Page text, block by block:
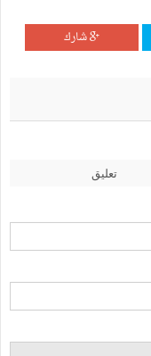
شارك
تعليق